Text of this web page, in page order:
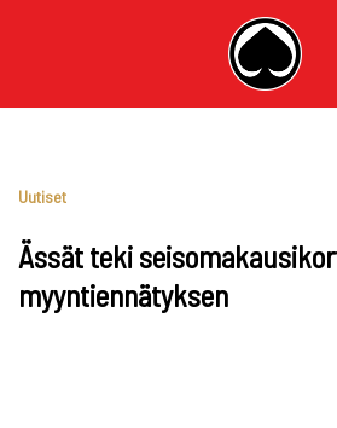
Ässät teki
myyntiennätyksen
Uutiset